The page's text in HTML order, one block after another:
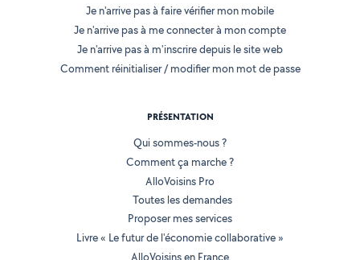
Je n'arrive pas à faire vérifier mon mobile
Je n'arrive pas à me connecter à mon compte
Je n'arrive pas à m'inscrire depuis le site web
Comment réinitialiser / modifier mon mot de passe
PRÉSENTATION
Qui sommes-nous ?
Comment ça marche ?
AlloVoisins Pro
Toutes les demandes
Proposer mes services
Livre « Le futur de l'économie collaborative »
AlloVoisins en France